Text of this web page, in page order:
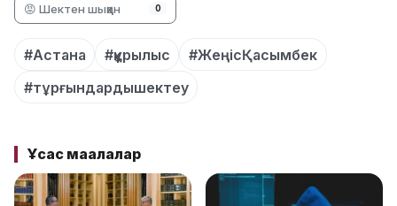
😡 Шектен шыққан 0
#Астана #құрылыс
#ЖеңісҚасымбек
#тұрғындардышектеу
Ұқсас мақалалар